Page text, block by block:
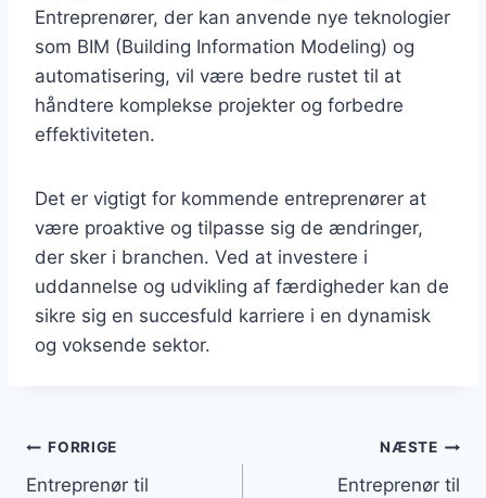
Entreprenører, der kan anvende nye teknologier
som BIM (Building Information Modeling) og
automatisering, vil være bedre rustet til at
håndtere komplekse projekter og forbedre
effektiviteten.
Det er vigtigt for kommende entreprenører at
være proaktive og tilpasse sig de ændringer,
der sker i branchen. Ved at investere i
uddannelse og udvikling af færdigheder kan de
sikre sig en succesfuld karriere i en dynamisk
og voksende sektor.
Indlægsnavigation
FORRIGE
Entreprenør til
NÆSTE
Entreprenør til